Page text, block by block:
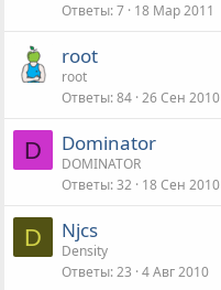
Ответы 7 18 Мар 2011
root
root
Ответы 84 26 Сен 2010
D Dominator
DOMINATOR
Ответы 32 18 Сен 2010
D Njcs
Density
Ответы 23 4 Авг 2010